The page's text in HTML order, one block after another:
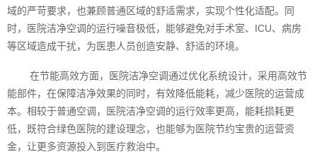
域的严苛要求，也兼顾普通区域的舒适需求，实现个性化适配。同
时，医院洁净空调的运行噪音极低，能够避免对手术室、ICU、病房
等区域造成干扰，为医患人员创造安静、舒适的环境。
在节能高效方面，医院洁净空调通过优化系统设计，采用高效节
能部件，在保障洁净效果的同时，有效降低能耗，减少医院的运营成
本。相较于普通空调，医院洁净空调的运行效率更高，能耗损耗更
低，既符合绿色医院的建设理念，也能够为医院节约宝贵的运营资
金，让更多资源投入到医疗救治中。